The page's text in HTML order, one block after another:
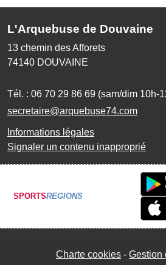
L'Arquebuse de Douvaine
13 chemin des Afforets
74140 DOUVAINE
Tél. : 06 70 29 86 69 (sam/dim 10h-
secretaire@arquebuse74.com
Informations légales
Signaler un contenu inapproprié
SPORTSREGIONS
Charte cookies Gestion